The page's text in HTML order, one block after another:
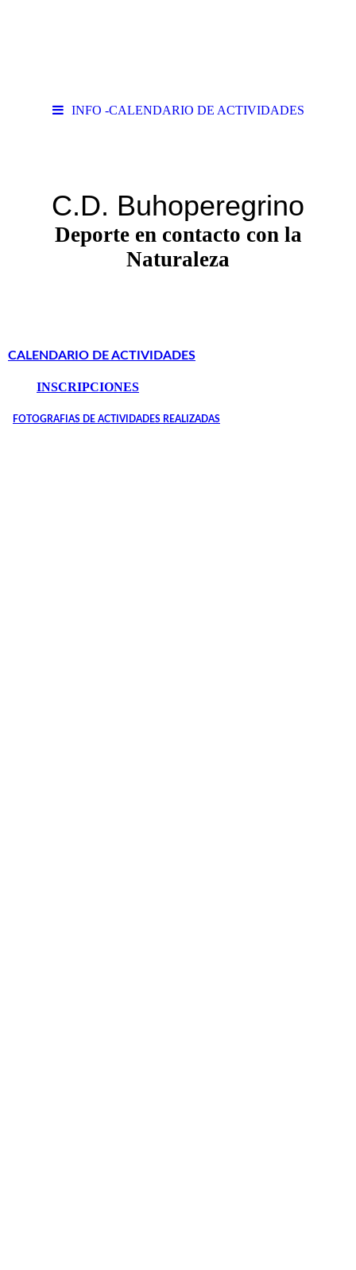
INFO -CALENDARIO DE ACTIVIDADES
C.D. Buhoperegrino
Deporte en contacto con la
Naturaleza
CALENDARIO DE ACTIVIDADES
INSCRIPCIONES
FOTOGRAFIAS DE ACTIVIDADES REALIZADAS